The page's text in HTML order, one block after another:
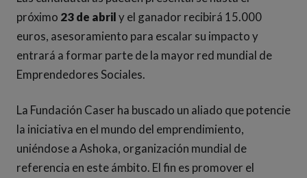
próximo 23 de abrily el ganador recibirá 15.000
euros, asesoramiento para escalar su impacto y
entrará a formar parte de la mayor red mundial de
Emprendedores Sociales.
La Fundación Caser ha buscado un aliado que potencie
la iniciativa en el mundo del emprendimiento,
uniéndose a Ashoka, organización mundial de
referencia en este ámbito. El fin es promover el